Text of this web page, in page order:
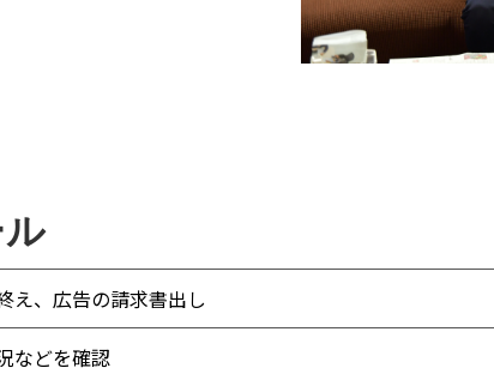
、広告の請求書出し
などを確認